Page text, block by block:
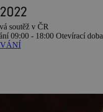
soutěž v ČR
09:00 - 18:00 Otevírací doba